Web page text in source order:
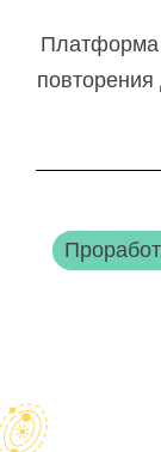
Платформа